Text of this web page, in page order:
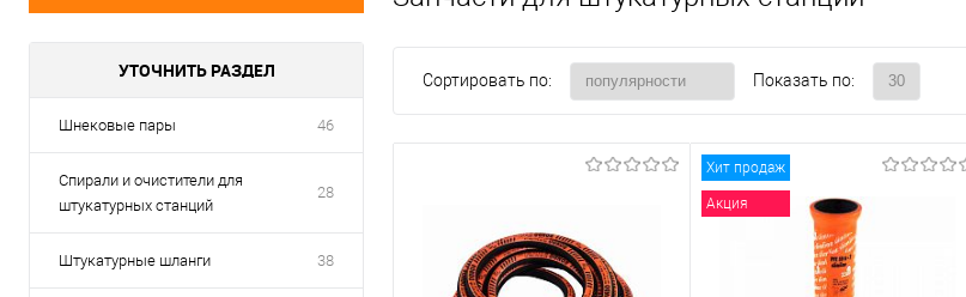
УТОЧНИТЬ РАЗДЕЛ
Шнековые пары 46
Спирали и очистители для
штукатурных станций
28
Штукатурные шланги 38
Сортировать по: Показать по:
Хит продаж
Акция